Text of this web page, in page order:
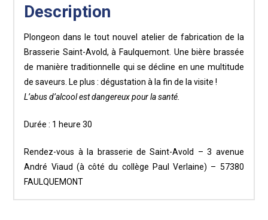
quantity
Description
Plongeon dans le tout nouvel atelier de fabrication de la
Brasserie Saint-Avold, à Faulquemont. Une bière brassée
de manière traditionnelle qui se décline en une multitude
de saveurs. Le plus : dégustation à la fin de la visite !
L’abus d’alcool est dangereux pour la santé.
Durée : 1 heure 30
Rendez-vous à la brasserie de Saint-Avold – 3 avenue
André Viaud (à côté du collège Paul Verlaine) – 57380
FAULQUEMONT